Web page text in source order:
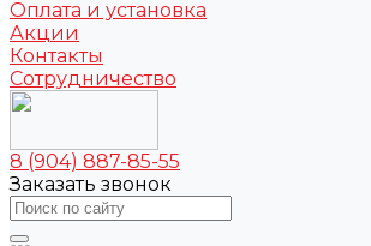
Оплата и установка
Акции
Контакты
Сотрудничество
8 (904) 887-85-55
Заказать звонок